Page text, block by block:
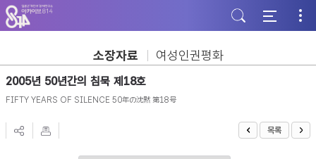
주
메
뉴
가
기
본
문
바
기
하
단
바
기
소장자료 여성인권평화
2005년 50년간의 침묵 제18호
FIFTY YEARS OF SILENCE 50年の沈黙 第18号
목록